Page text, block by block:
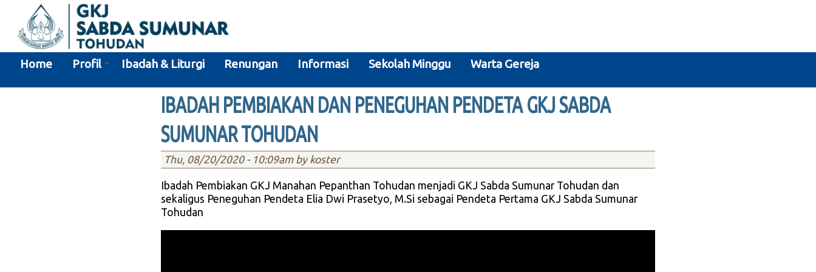
main
content
Home Profil Ibadah & Liturgi Renungan Informasi Sekolah Minggu Warta Gereja
IBADAH PEMBIAKAN DAN PENEGUHAN PENDETA GKJ SABDA
SUMUNAR TOHUDAN
Thu, 08/20/2020 - 10:09am by koster
Ibadah Pembiakan GKJ Manahan Pepanthan Tohudan menjadi GKJ Sabda Sumunar Tohudan dan
sekaligus Peneguhan Pendeta Elia Dwi Prasetyo, M.Si sebagai Pendeta Pertama GKJ Sabda Sumunar
Tohudan